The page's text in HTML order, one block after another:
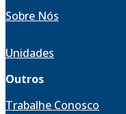
Sobre Nós
Unidades
Outros
Trabalhe Conosco